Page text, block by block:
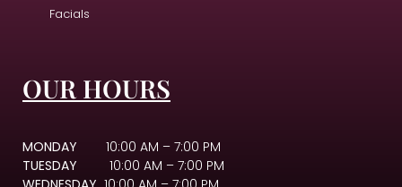
Facials
OUR HOURS
MONDAY 10:00 AM – 7:00 PM
TUESDAY
10:00 AM – 7:00 PM